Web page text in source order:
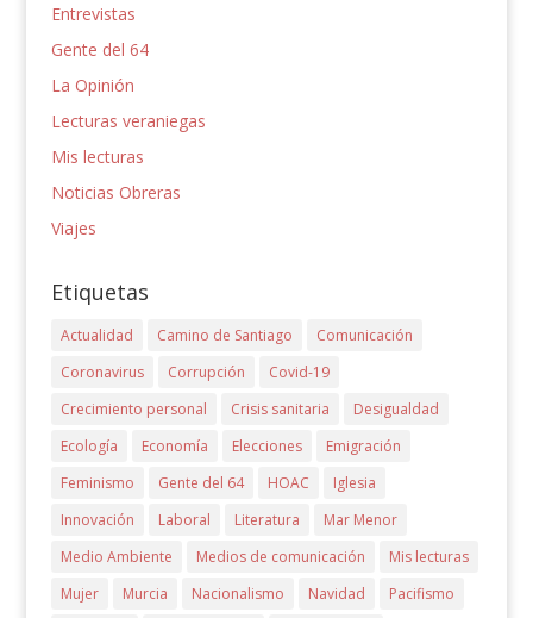
Entrevistas
Gente del 64
La Opinión
Lecturas veraniegas
Mis lecturas
Noticias Obreras
Viajes
Etiquetas
Actualidad Camino de Santiago
Comunicación
Coronavirus
Corrupción
Covid-19
Crecimiento personal
Crisis sanitaria
Desigualdad
Ecología
Economía Elecciones
Emigración
Feminismo
Gente del 64 HOAC
Iglesia
Innovación
Laboral Literatura
Mar Menor
Medio Ambiente
Medios de comunicación
Mis lecturas
Mujer
Murcia Nacionalismo Navidad
Pacifismo